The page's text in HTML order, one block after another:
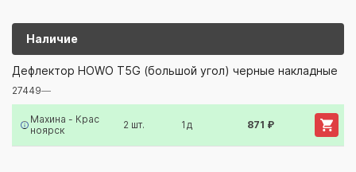
Наличие
Артикул/Бренд
27449—
Дефлектор HOWO T5G (большой угол) черные накладные
27449—
Махина - Крас
ноярск
2 шт. 1д 871 ₽